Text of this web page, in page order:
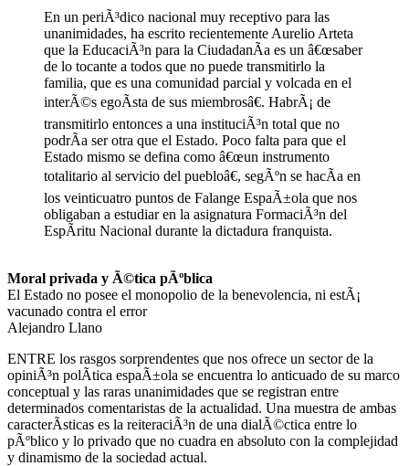
En un periÃ³dico nacional muy receptivo para las
unanimidades, ha escrito recientemente Aurelio Arteta
que la EducaciÃ³n para la CiudadanÃ­a es un â€œsaber
de lo tocante a todos que no puede transmitirlo la
familia, que es una comunidad parcial y volcada en el
interÃ©s egoÃ­sta de sus miembrosâ€. HabrÃ¡ de
transmitirlo entonces a una instituciÃ³n total que no
podrÃ­a ser otra que el Estado. Poco falta para que el
Estado mismo se defina como â€œun instrumento
totalitario al servicio del puebloâ€, segÃºn se hacÃ­a en
los veinticuatro puntos de Falange EspaÃ±ola que nos
obligaban a estudiar en la asignatura FormaciÃ³n del
EspÃ­ritu Nacional durante la dictadura franquista.
Moral privada y Ã©tica pÃºblica
El Estado no posee el monopolio de la benevolencia, ni estÃ¡
vacunado contra el error
Alejandro Llano
ENTRE los rasgos sorprendentes que nos ofrece un sector de la
opiniÃ³n polÃ­tica espaÃ±ola se encuentra lo anticuado de su marco
conceptual y las raras unanimidades que se registran entre
determinados comentaristas de la actualidad. Una muestra de ambas
caracterÃ­sticas es la reiteraciÃ³n de una dialÃ©ctica entre lo
pÃºblico y lo privado que no cuadra en absoluto con la complejidad
y dinamismo de la sociedad actual.